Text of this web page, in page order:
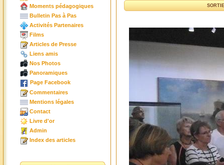
Moments pédagogiques
Bulletin Pas à Pas
Activités Partenaires
Films
Articles de Presse
Liens amis
Nos Photos
Panoramiques
Page Facebook
Commentaires
Mentions légales
Contact
Livre d'or
Admin
Index des articles